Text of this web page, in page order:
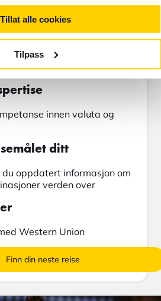
Tillat alle cookies
Tilpass
du kjøpe omtrent 80
innen valuta og
ditt
du oppdatert informasjon om
verden over
Western Union
Finn din neste reise